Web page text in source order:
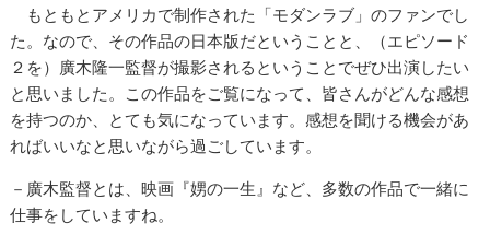
もともとアメリカで制作された「モダンラブ」のファンでし
た。なので、その作品の日本版だということと、（エピソード
２を）廣木隆一監督が撮影されるということでぜひ出演したい
と思いました。この作品をご覧になって、皆さんがどんな感想
を持つのか、とても気になっています。感想を聞ける機会があ
ればいいなと思いながら過ごしています。
－廣木監督とは、映画『娚の一生』など、多数の作品で一緒に
仕事をしていますね。